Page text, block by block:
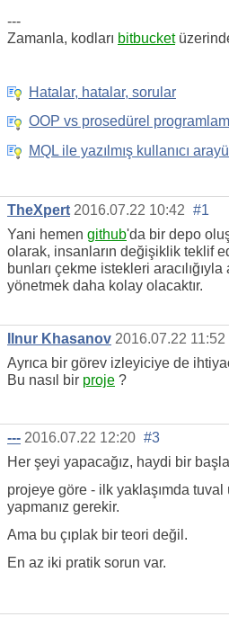
---
Zamanla, kodları bitbucket
Hatalar, hatalar, sorular
OOP vs prosedürel
MQL ile yazılmış kullanıcı
TheXpert 2016.07.22 10:42 #1
Yani hemen github'da bir depo
olarak, insanların değişiklik teklif
bunları çekme istekleri
yönetmek daha kolay olacaktır.
Ilnur Khasanov 2016.07.22 11:52
Ayrıca bir görev izleyiciye de
Bu nasıl bir proje ?
--- 2016.07.22 12:20 #3
Her şeyi yapacağız, haydi bir
projeye göre - ilk yaklaşımda tuval
yapmanız gerekir.
Ama bu çıplak bir teori değil.
En az iki pratik sorun var.